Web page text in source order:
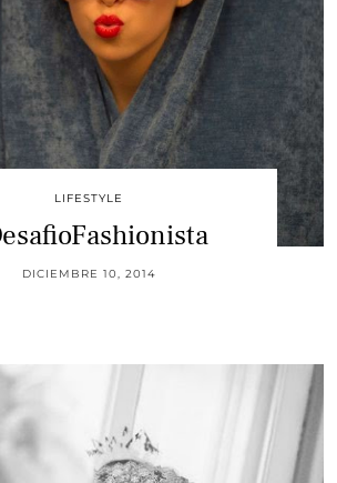
LIFESTYLE
DICIEMBRE 10, 2014